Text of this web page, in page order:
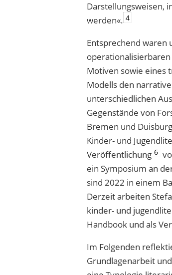
Darstellungsweisen,
werden«. 4
Entsprechend waren
Motiven sowie eines
Modells den
unterschiedlichen
Gegenstände von
Bremen und
Kinder- und
Veröffentlichung 6
ein Symposium an
sind 2022 in einem
Derzeit arbeiten
kinder- und
Handbook und als
Im Folgenden
Grundlagenarbeit